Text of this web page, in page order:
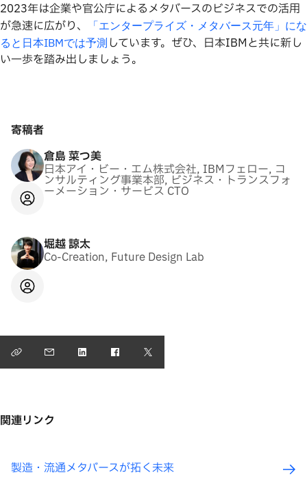
2023年は企業や官公庁によるメタバースのビジネスでの活用
が急速に広がり、
「エンタープライズ・メタバース元年」にな
ると日本IBMでは予測 しています。ぜひ、日本IBMと共に新し
い一歩を踏み出しましょう。
寄稿者
倉島 菜つ美
日本アイ・ビー・エム株式会社, IBMフェロー, コ
ンサルティング事業本部, ビジネス・トランスフォ
ーメーション・サービス CTO
堀越 諒太
Co-Creation, Future Design Lab
関連リンク
製造・流通メタバースが拓く未来